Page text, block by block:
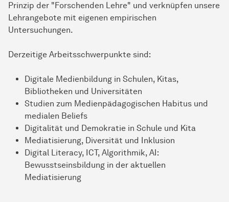
Prinzip der "Forschenden Lehre" und verknüpfen unsere
Lehrangebote mit eigenen empirischen
Untersuchungen.
Derzeitige Arbeitsschwerpunkte sind:
Digitale Medienbildung in Schulen, Kitas,
Bibliotheken und Universitäten
Studien zum Medienpädagogischen Habitus und
medialen Beliefs
Digitalität und Demokratie in Schule und Kita
Mediatisierung, Diversität und Inklusion
Digital Literacy, ICT, Algorithmik, AI:
Bewusstseinsbildung in der aktuellen
Mediatisierung